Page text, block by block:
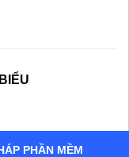
PHẦN MỀM